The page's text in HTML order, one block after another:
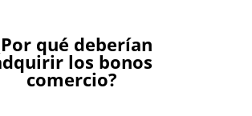
qué deberían
los bonos
comercio?